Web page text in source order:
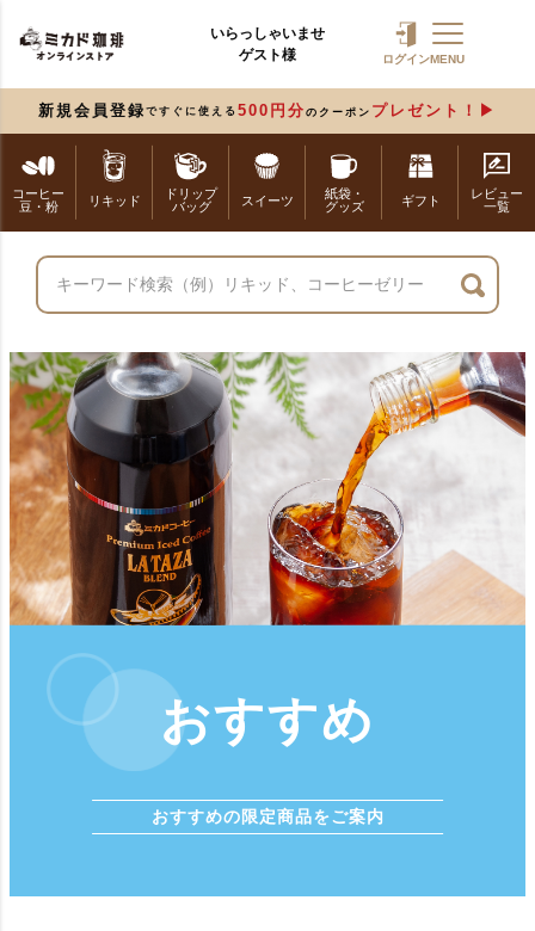
いらっしゃいませ
ゲスト様
ログインMENU
新規会員登録 ですぐに使える 500円分 のクーポン プレゼント！
コーヒー
豆・粉
リキッド
ドリップ
バッグ
スイーツ
紙袋・
グッズ
ギフト
レビュー
一覧
おすすめ
おすすめの限定商品をご案内